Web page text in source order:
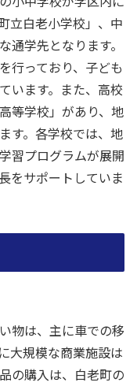
立白老小学校」、中
学先となります。
行っており、子ども
います。また、高校
等学校」があり、地
す。各学校では、地
習プログラムが展開
をサポートしていま
物は、主に車での移
大規模な商業施設は
の購入は、白老町の